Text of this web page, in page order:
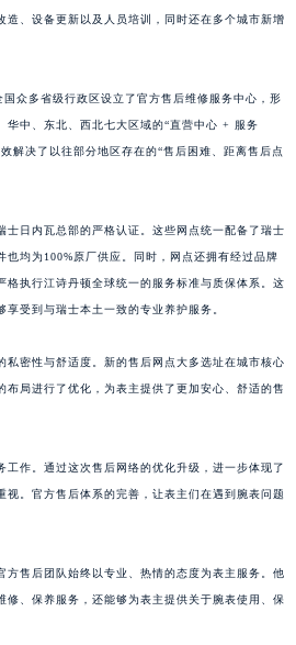
造、设备更新以及人员培训，同时还在多个城市新增
众多省级行政区设立了官方售后维修服务中心，形
华中、东北、西北七大区域的“直营中心 + 服务
解决了以往部分地区存在的“售后困难、距离售后点
士日内瓦总部的严格认证。这些网点统一配备了瑞士
也均为100%原厂供应。同时，网点还拥有经过品牌
格执行江诗丹顿全球统一的服务标准与质保体系。这
受到与瑞士本土一致的专业养护服务。
私密性与舒适度。新的售后网点大多选址在城市核心
布局进行了优化，为表主提供了更加安心、舒适的售
工作。通过这次售后网络的优化升级，进一步体现了
视。官方售后体系的完善，让表主们在遇到腕表问题
方售后团队始终以专业、热情的态度为表主服务。他
修、保养服务，还能够为表主提供关于腕表使用、保